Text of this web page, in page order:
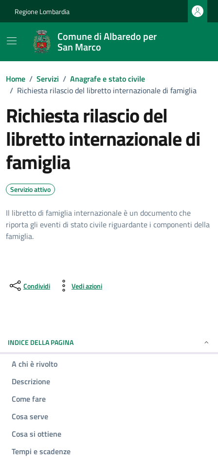
Regione Lombardia
Comune di Albaredo per
San Marco
Home / Servizi / Anagrafe e stato civile
/ Richiesta rilascio del libretto internazionale di famiglia
Richiesta rilascio del
libretto internazionale di
famiglia
Servizio attivo
Il libretto di famiglia internazionale è un documento che
riporta gli eventi di stato civile riguardante i componenti della
famiglia.
Condividi Vedi azioni
INDICE DELLA PAGINA
A chi è rivolto
Descrizione
Come fare
Cosa serve
Cosa si ottiene
Tempi e scadenze